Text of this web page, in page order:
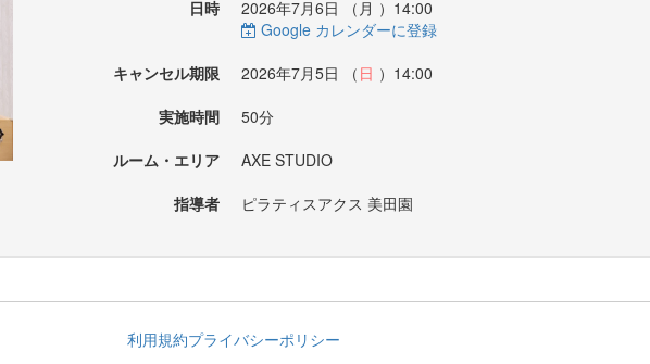
日時
2026年7月6日 （ 月 ）14:00
Google カレンダーに登録
キャンセル期限
2026年7月5日 （ 日 ）14:00
実施時間
50分
ルーム・エリア
AXE STUDIO
指導者
ピラティスアクス 美田園
利用規約プライバシーポリシー